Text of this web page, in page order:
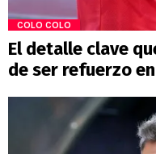
COLO COLO
El detalle clave
de ser refuerzo